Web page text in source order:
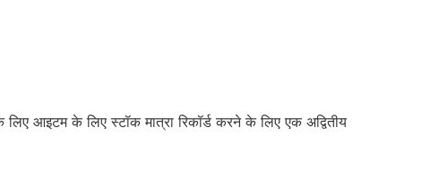
आइटम के लिए स्टॉक मात्रा रिकॉर्ड करने के लिए एक अद्वितीय